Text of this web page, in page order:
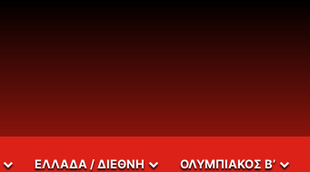
ΕΛΛΑΔΑ / ΔΙΕΘΝΗ ΟΛΥΜΠΙΑΚΟΣ Β’